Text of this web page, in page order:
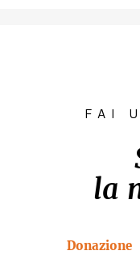
FAI
la
Donazione